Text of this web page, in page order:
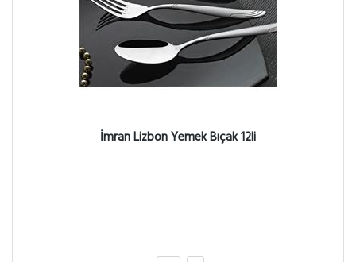
İmran Lizbon Yemek Bıçak 12li